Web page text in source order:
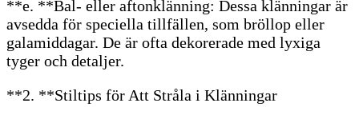
**e. **Bal- eller aftonklänning: Dessa klänningar är
avsedda för speciella tillfällen, som bröllop eller
galamiddagar. De är ofta dekorerade med lyxiga
tyger och detaljer.
**2. **Stiltips för Att Stråla i Klänningar